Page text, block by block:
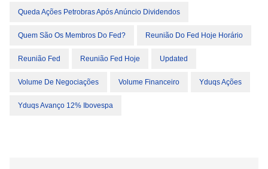
Queda Ações Petrobras Após Anúncio Dividendos
Quem São Os Membros Do Fed? Reunião Do Fed Hoje Horário
Reunião Fed Reunião Fed Hoje Updated
Volume De Negociações Volume Financeiro Yduqs Ações
Yduqs Avanço 12% Ibovespa